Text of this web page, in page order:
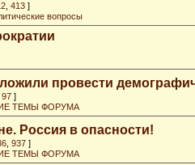
413 ]
вопросы
провести
97 ]
ТЕМЫ ФОРУМА
Россия в опасности!
937 ]
ТЕМЫ ФОРУМА